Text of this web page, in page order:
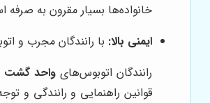
خانواده‌ها بسیار مقرون به
ایمنی بالا: با رانندگان مجرب و
رانندگان اتوبوس‌های واحد گشت
قوانین راهنمایی و رانندگی و